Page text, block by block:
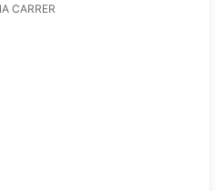
CARRER